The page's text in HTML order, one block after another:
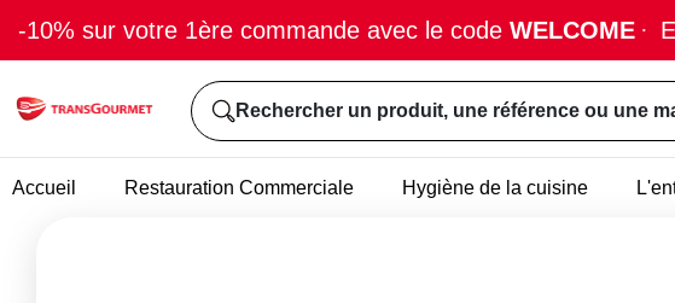
-10% sur votre 1ère commande avec le code WELCOME ·
Rechercher un produit, une référence ou une
Accueil Restauration Commerciale Hygiène de la cuisine